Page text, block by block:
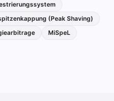
(Peak Shaving)
MiSpeL